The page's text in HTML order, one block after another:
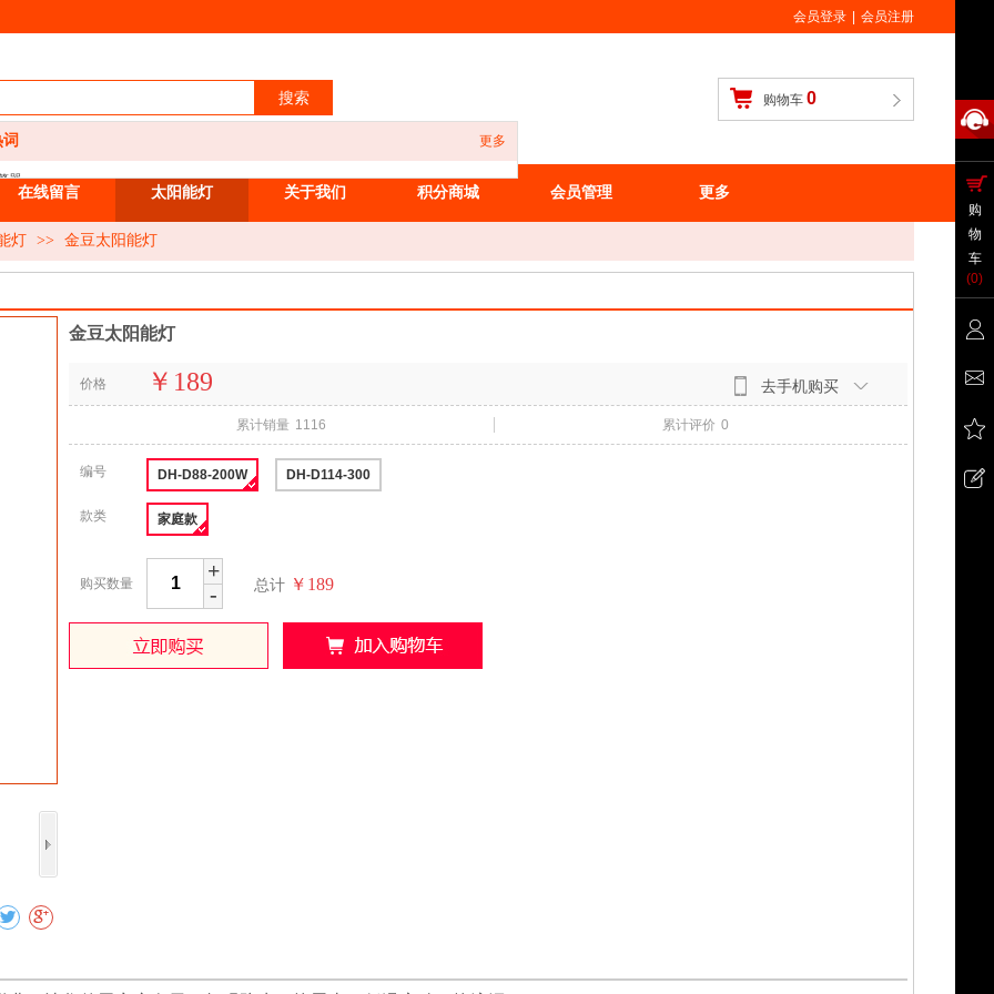
更多
器
建材
用品
家纺
搜索 购物车 0
会员登录 会员注册
在线留言 太阳能灯 关于我们 积分商城 会员管理 更多
灯 >> 金豆太阳能灯
金豆太阳能灯
去手机购买
价格 ￥189
累计销量 1116 累计评价 0
编号 DH-D88-200W DH-D114-300
款类 家庭款
购买数量 -
+
总计 ￥189
购
物
车
(0)